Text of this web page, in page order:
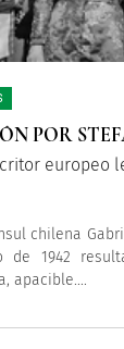
POR
europeo
chilena
de 1942
apacible....